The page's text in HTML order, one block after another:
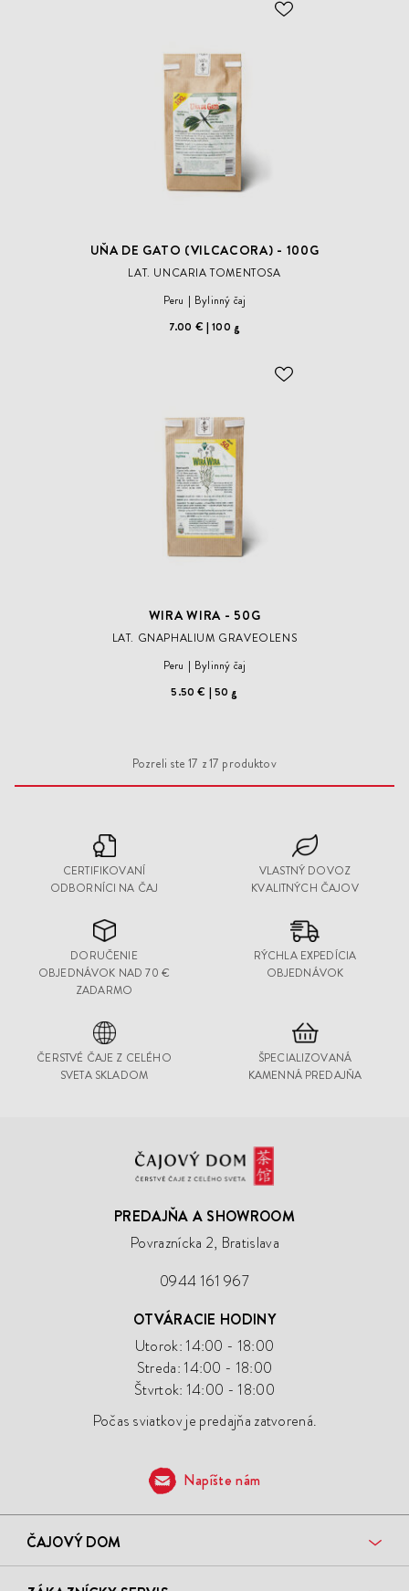
ODOBER
UŇA DE GATO (VILCACORA) - 100G
LAT. UNCARIA TOMENTOSA
Peru
Bylinný čaj
7.00 € 100 g
ODOBER
WIRA WIRA - 50G
LAT. GNAPHALIUM GRAVEOLENS
Peru
Bylinný čaj
5.50 €
50 g
Pozreli ste17 z17 produktov
CERTIFIKOVANÍ
ODBORNÍCI NA ČAJ
VLASTNÝ DOVOZ
KVALITNÝCH ČAJOV
DORUČENIE
OBJEDNÁVOK NAD 70 €
ZADARMO
RÝCHLA EXPEDÍCIA
OBJEDNÁVOK
ČERSTVÉ ČAJE Z CELÉHO
SVETA SKLADOM
ŠPECIALIZOVANÁ
KAMENNÁ PREDAJŇA
Čajový
Dom
PREDAJŇA A SHOWROOM
Povraznícka 2, Bratislava
0944 161 967
OTVÁRACIE HODINY
Utorok: 14:00 - 18:00
Streda: 14:00 - 18:00
Štvrtok: 14:00 - 18:00
Počas sviatkov je predajňa zatvorená.
Napíšte nám
ČAJOVÝ DOM